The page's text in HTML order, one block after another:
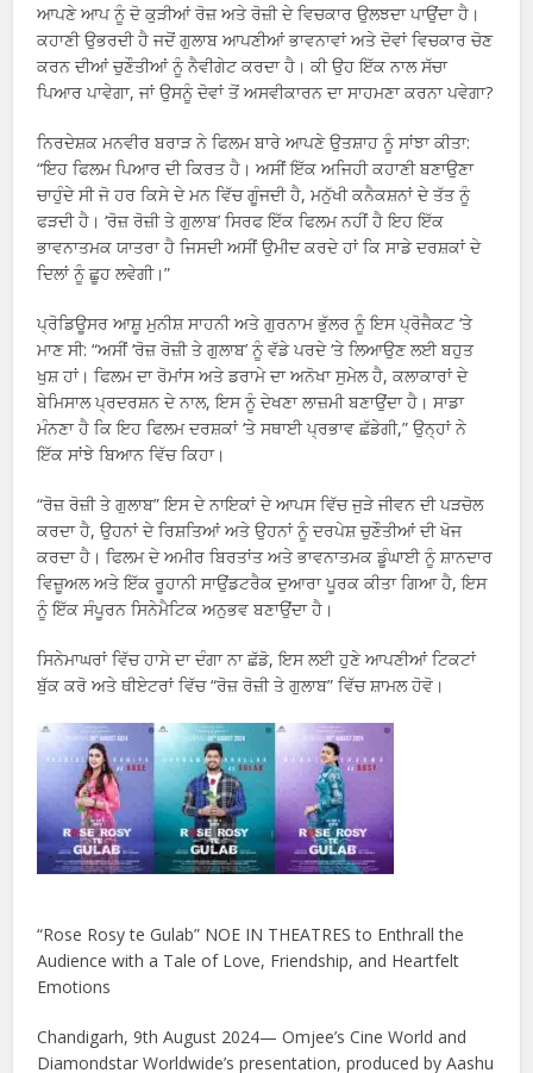
ਆਪਣੇ ਆਪ ਨੂੰ ਦੋ ਕੁੜੀਆਂ ਰੋਜ਼ ਅਤੇ ਰੋਜ਼ੀ ਦੇ ਵਿਚਕਾਰ ਉਲਝਦਾ ਪਾਉਂਦਾ ਹੈ।
ਕਹਾਣੀ ਉਭਰਦੀ ਹੈ ਜਦੋਂ ਗੁਲਾਬ ਆਪਣੀਆਂ ਭਾਵਨਾਵਾਂ ਅਤੇ ਦੋਵਾਂ ਵਿਚਕਾਰ ਚੋਣ
ਕਰਨ ਦੀਆਂ ਚੁਣੌਤੀਆਂ ਨੂੰ ਨੈਵੀਗੇਟ ਕਰਦਾ ਹੈ। ਕੀ ਉਹ ਇੱਕ ਨਾਲ ਸੱਚਾ
ਪਿਆਰ ਪਾਵੇਗਾ, ਜਾਂ ਉਸਨੂੰ ਦੋਵਾਂ ਤੋਂ ਅਸਵੀਕਾਰਨ ਦਾ ਸਾਹਮਣਾ ਕਰਨਾ ਪਵੇਗਾ?
ਨਿਰਦੇਸ਼ਕ ਮਨਵੀਰ ਬਰਾੜ ਨੇ ਫਿਲਮ ਬਾਰੇ ਆਪਣੇ ਉਤਸ਼ਾਹ ਨੂੰ ਸਾਂਝਾ ਕੀਤਾ:
“ਇਹ ਫਿਲਮ ਪਿਆਰ ਦੀ ਕਿਰਤ ਹੈ। ਅਸੀਂ ਇੱਕ ਅਜਿਹੀ ਕਹਾਣੀ ਬਣਾਉਣਾ
ਚਾਹੁੰਦੇ ਸੀ ਜੋ ਹਰ ਕਿਸੇ ਦੇ ਮਨ ਵਿੱਚ ਗੂੰਜਦੀ ਹੈ, ਮਨੁੱਖੀ ਕਨੈਕਸ਼ਨਾਂ ਦੇ ਤੱਤ ਨੂੰ
ਫੜਦੀ ਹੈ। ‘ਰੋਜ਼ ਰੋਜ਼ੀ ਤੇ ਗੁਲਾਬ’ ਸਿਰਫ ਇੱਕ ਫਿਲਮ ਨਹੀਂ ਹੈ ਇਹ ਇੱਕ
ਭਾਵਨਾਤਮਕ ਯਾਤਰਾ ਹੈ ਜਿਸਦੀ ਅਸੀਂ ਉਮੀਦ ਕਰਦੇ ਹਾਂ ਕਿ ਸਾਡੇ ਦਰਸ਼ਕਾਂ ਦੇ
ਦਿਲਾਂ ਨੂੰ ਛੂਹ ਲਵੇਗੀ।”
ਪ੍ਰੋਡਿਊਸਰ ਆਸ਼ੂ ਮੁਨੀਸ਼ ਸਾਹਨੀ ਅਤੇ ਗੁਰਨਾਮ ਭੁੱਲਰ ਨੂੰ ਇਸ ਪ੍ਰੋਜੈਕਟ ‘ਤੇ
ਮਾਣ ਸੀ: “ਅਸੀਂ ‘ਰੋਜ਼ ਰੋਜ਼ੀ ਤੇ ਗੁਲਾਬ’ ਨੂੰ ਵੱਡੇ ਪਰਦੇ ‘ਤੇ ਲਿਆਉਣ ਲਈ ਬਹੁਤ
ਖੁਸ਼ ਹਾਂ। ਫਿਲਮ ਦਾ ਰੋਮਾਂਸ ਅਤੇ ਡਰਾਮੇ ਦਾ ਅਨੋਖਾ ਸੁਮੇਲ ਹੈ, ਕਲਾਕਾਰਾਂ ਦੇ
ਬੇਮਿਸਾਲ ਪ੍ਰਦਰਸ਼ਨ ਦੇ ਨਾਲ, ਇਸ ਨੂੰ ਦੇਖਣਾ ਲਾਜ਼ਮੀ ਬਣਾਉਂਦਾ ਹੈ। ਸਾਡਾ
ਮੰਨਣਾ ਹੈ ਕਿ ਇਹ ਫਿਲਮ ਦਰਸ਼ਕਾਂ ‘ਤੇ ਸਥਾਈ ਪ੍ਰਭਾਵ ਛੱਡੇਗੀ,” ਉਨ੍ਹਾਂ ਨੇ
ਇੱਕ ਸਾਂਝੇ ਬਿਆਨ ਵਿੱਚ ਕਿਹਾ।
“ਰੋਜ਼ ਰੋਜ਼ੀ ਤੇ ਗੁਲਾਬ” ਇਸ ਦੇ ਨਾਇਕਾਂ ਦੇ ਆਪਸ ਵਿੱਚ ਜੁੜੇ ਜੀਵਨ ਦੀ ਪੜਚੋਲ
ਕਰਦਾ ਹੈ, ਉਹਨਾਂ ਦੇ ਰਿਸ਼ਤਿਆਂ ਅਤੇ ਉਹਨਾਂ ਨੂੰ ਦਰਪੇਸ਼ ਚੁਣੌਤੀਆਂ ਦੀ ਖੋਜ
ਕਰਦਾ ਹੈ। ਫਿਲਮ ਦੇ ਅਮੀਰ ਬਿਰਤਾਂਤ ਅਤੇ ਭਾਵਨਾਤਮਕ ਡੂੰਘਾਈ ਨੂੰ ਸ਼ਾਨਦਾਰ
ਵਿਜ਼ੂਅਲ ਅਤੇ ਇੱਕ ਰੂਹਾਨੀ ਸਾਉਂਡਟਰੈਕ ਦੁਆਰਾ ਪੂਰਕ ਕੀਤਾ ਗਿਆ ਹੈ, ਇਸ
ਨੂੰ ਇੱਕ ਸੰਪੂਰਨ ਸਿਨੇਮੈਟਿਕ ਅਨੁਭਵ ਬਣਾਉਂਦਾ ਹੈ।
ਸਿਨੇਮਾਘਰਾਂ ਵਿੱਚ ਹਾਸੇ ਦਾ ਦੰਗਾ ਨਾ ਛੱਡੋ, ਇਸ ਲਈ ਹੁਣੇ ਆਪਣੀਆਂ ਟਿਕਟਾਂ
ਬੁੱਕ ਕਰੋ ਅਤੇ ਥੀਏਟਰਾਂ ਵਿੱਚ “ਰੋਜ਼ ਰੋਜ਼ੀ ਤੇ ਗੁਲਾਬ” ਵਿੱਚ ਸ਼ਾਮਲ ਹੋਵੋ।
“Rose Rosy te Gulab” NOE IN THEATRES to Enthrall the
Audience with a Tale of Love, Friendship, and Heartfelt
Emotions
Chandigarh, 9th August 2024— Omjee’s Cine World and
Diamondstar Worldwide’s presentation, produced by Aashu